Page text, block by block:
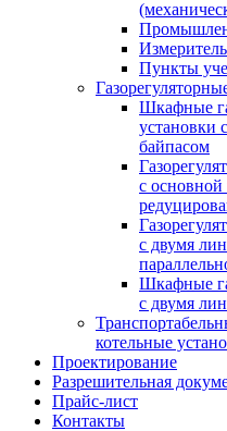
Пункты
Шкафные
установки
байпасом
с
с двумя
Шкафные
c двумя
котельные
Проектирование
Разрешительная
Прайс-лист
Контакты